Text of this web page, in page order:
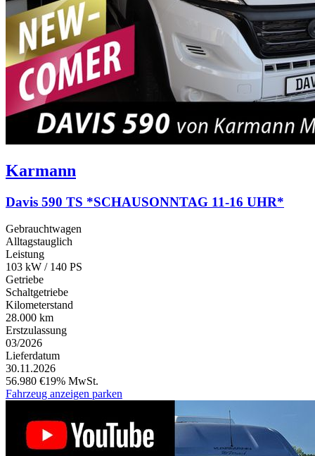
Karmann
Davis 590 TS *SCHAUSONNTAG 11-16 UHR*
Gebrauchtwagen
Alltagstauglich
Leistung
103 kW / 140 PS
Getriebe
Schaltgetriebe
Kilometerstand
28.000 km
Erstzulassung
03/2026
Lieferdatum
30.11.2026
56.980 €19% MwSt.
Fahrzeug anzeigen parken